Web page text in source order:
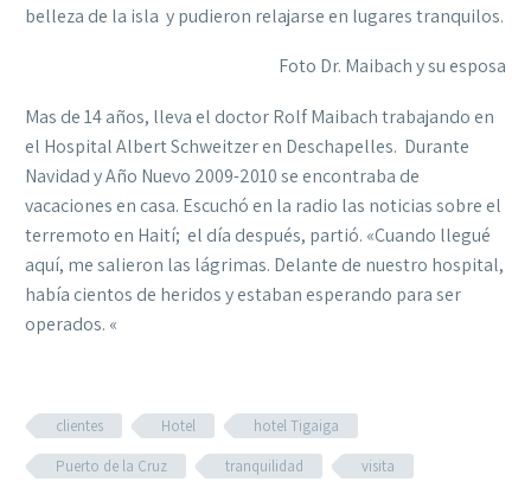
belleza de la isla y pudieron relajarse en lugares tranquilos.
Foto Dr. Maibach y su esposa
Mas de 14 años, lleva el doctor Rolf Maibach trabajando en
el Hospital Albert Schweitzer en Deschapelles. Durante
Navidad y Año Nuevo 2009-2010 se encontraba de
vacaciones en casa. Escuchó en la radio las noticias sobre el
terremoto en Haití; el día después, partió. «Cuando llegué
aquí, me salieron las lágrimas. Delante de nuestro hospital,
había cientos de heridos y estaban esperando para ser
operados. «
clientes Hotel
hotel Tigaiga
Puerto de la Cruz
tranquilidad visita